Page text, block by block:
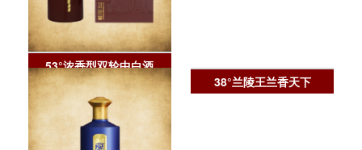
53°浓香型双轮中白酒
38°兰陵王兰香天下